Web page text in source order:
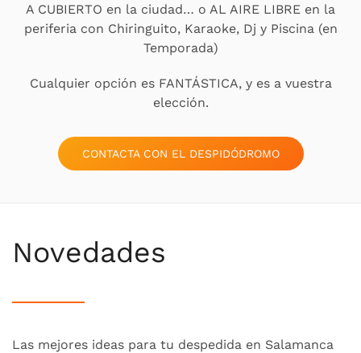
A CUBIERTO en la ciudad… o AL AIRE LIBRE en la
periferia con Chiringuito, Karaoke, Dj y Piscina (en
Temporada)
Cualquier opción es FANTÁSTICA, y es a vuestra
elección.
CONTACTA CON EL DESPIDÓDROMO
Novedades
Las mejores ideas para tu despedida en Salamanca